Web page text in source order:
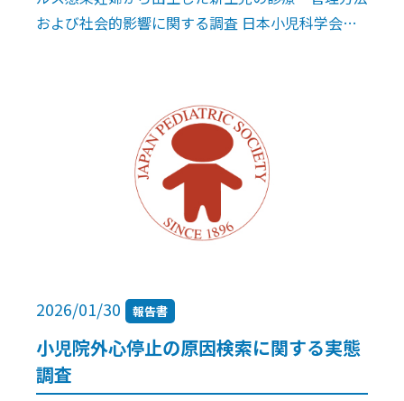
および社会的影響に関する調査 日本小児科学会新
2026/01/30 報告書
小児院外心停止の原因検索に関する実態
調査